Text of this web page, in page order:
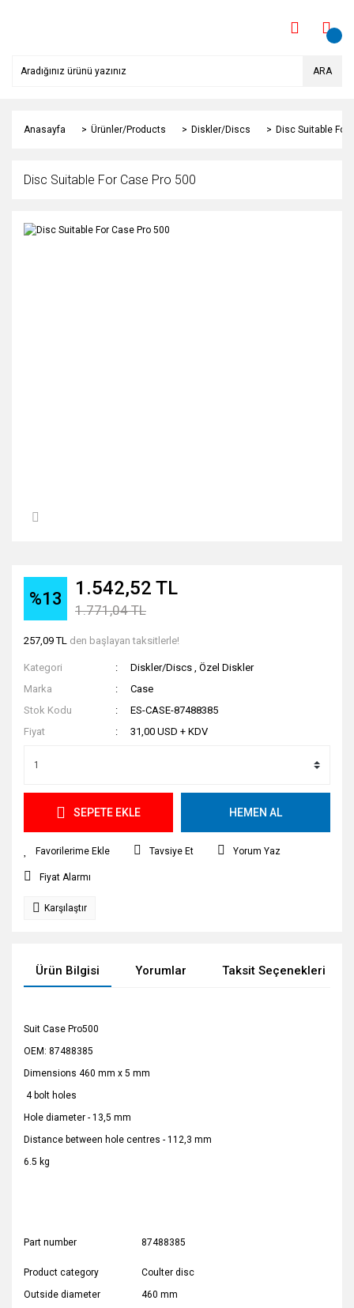
ARA
Anasayfa Ürünler/Products Diskler/Discs Disc Suitable For
Disc Suitable For Case Pro 500
%13 1.542,52 TL
1.771,04 TL
257,09 TL den başlayan taksitlerle!
Kategori Diskler/Discs ,Özel Diskler
Marka
Case
Stok Kodu
ES-CASE-87488385
Fiyat
31,00 USD + KDV
SEPETE EKLE HEMEN AL
Tavsiye Et Yorum Yaz
Fiyat Alarmı
Karşılaştır
Ürün Bilgisi Yorumlar Taksit Seçenekleri
Suit Case Pro500
OEM: 87488385
Dimensions 460 mm x 5 mm
4 bolt holes
Hole diameter - 13,5 mm
Distance between hole centres - 112,3 mm
6.5 kg
Part number 87488385
Product category
Coulter disc
Outside diameter
460 mm